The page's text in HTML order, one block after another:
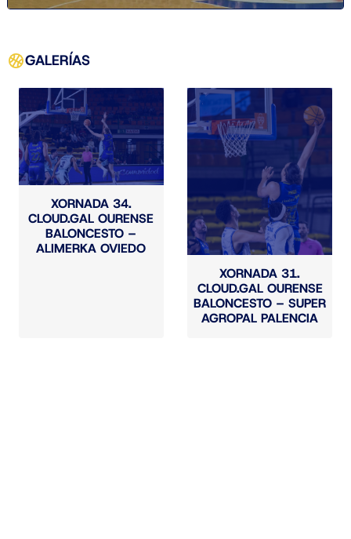
GALERÍAS
XORNADA 34.
CLOUD.GAL OURENSE
BALONCESTO –
ALIMERKA OVIEDO
XORNADA 31.
CLOUD.GAL OURENSE
BALONCESTO – SUPER
AGROPAL PALENCIA